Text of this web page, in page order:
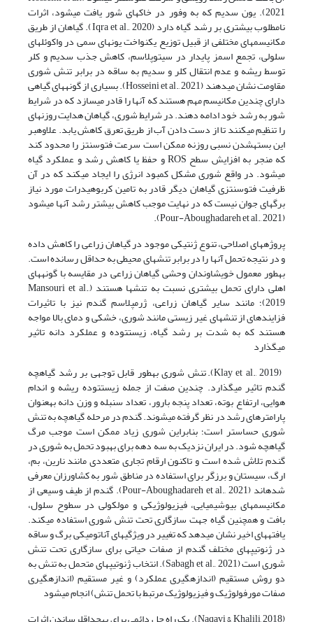
2021). یون سدیم که به وفور در خاکهای شور یافت میشود، اثرات
نامطلوب بیشتری بر رشد گیاه دارد (Iqra et al., 2020). گیاهان از طریق
مکانیسمهای مختلفی از قبیل توزیع یکنواخت یونهای سمی در واکوئلهای
سلولی، تجمع اسمز پایدار در سیتوپلاسم، کاهش جذب سدیم و کلر
توسط ریشه و عدم انتقال کلر و سدیم به ساقه در برابر تنش شوری
مقاومت نشان میدهند (Hosseini et al., 2021). بسیاری از گونههای گیاهی
دارای چندین مکانیسم مهم هستند که آنها را قادر میسازد که در شرایط
شور به رشد خود ادامه دهند. در شرایط شوری، گیاهان هدایت روزنهای
را تنظیم میکنند تا از دست دادن آب از طریق تعرق کاهش یابد. علاوهبر
این بستهشدن نسبی روزنه ممکن است سرعت فتوسنتز را محدود کند
که منجر به افزایش سطح ROS و حفظ یا کاهش رشد و عملکرد گیاه
میشود. در واقع شوری مشکل کمبود انرژی را ایجاد میکند که در آن
ظرفیت فتوسنتزی گیاهان دیگر قادر به تامین کربوهیدرات مورد نیاز
برگهای جوان نیست که در نهایت موجب کاهش بیشتر رشد آنها میشود
(Pour-Aboughadareh et al., 2021).
پروژههای اصلاحی، تنوع ژنتیکی موجود در گیاهان زراعی را کاهش داده
و در نتیجه تحمل آنها را در برابر تنشهای محیطی به حداقل رسانده است.
بهطور معمول خویشاوندان وحشی گیاهان زراعی در مقایسه با گونههای
اهلی دارای تحمل بیشتری نسبت به تنشها هستند (Mansouri et al.,
2019)؛ مانند سایر گیاهان زراعی، ژرمپلاسم گندم نیز با تاثیرات
فزایندهای از تنشهای غیر زیستی مانند شوری، خشکی و دمای بالا مواجه
هستند که به شدت بر رشد گیاه، زیستتوده و عملکرد دانه تاثیر
میگذارد
(Klay et al., 2019). تنش شوری بهطور قابل توجهی بر رشد گیاهچه
گندم تاثیر میگذارد. چندین صفت از جمله زیستتوده ریشه و اندام
هوایی، ارتفاع بوته، تعداد پنجه بارور، تعداد سنبله و وزن دانه بهعنوان
پارامترهای رشد در نظر گرفته میشوند. گندم در مرحله گیاهچه به تنش
شوری حساستر است؛ بنابراین شوری زیاد ممکن است موجب مرگ
گیاهچه شود. در ایران نزدیک به سه دهه برای بهبود تحمل به شوری در
گندم تلاش شده است و تاکنون ارقام تجاری متعددی مانند نارین، بم،
ارگ، سیستان و برزگر برای استفاده در مناطق شور به کشاورزان معرفی
شدهاند (Pour-Aboughadareh et al., 2021). گندم از طیف وسیعی از
مکانیسمهای بیوشیمیایی، فیزیولوژیکی و مولکولی در سطوح سلول،
بافت و همچنین گیاه جهت سازگاری تحت تنش شوری استفاده میکند.
یافتههای اخیر نشان میدهد که تغییر در ویژگیهای آناتومیکی برگ و ساقه
در ژنوتیپهای مختلف گندم از صفات حیاتی برای سازگاری تحت تنش
شوری است (Sabagh et al., 2021). انتخاب ژنوتیپهای متحمل به تنش به
دو روش مستقیم (اندازهگیری عملکرد) و غیر مستقیم (اندازهگیری
صفات مورفولوژیک و فیزیولوژیک مرتبط با تحمل تنش) انجام میشود